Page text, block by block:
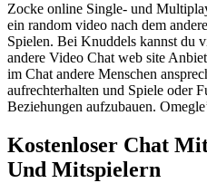
Zocke online Single- und
ein random video nach dem
Spielen. Bei Knuddels kannst du
andere Video Chat web site
im Chat andere Menschen
aufrechterhalten und Spiele oder
Beziehungen aufzubauen.
Kostenloser Chat
Und Mitspielern